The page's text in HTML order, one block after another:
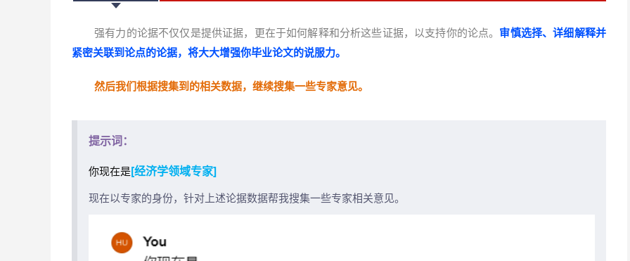
强有力的论据不仅仅是提供证据，更在于如何解释和分析这些证据，以支持你的论点。 审慎选择、详细解释并
紧密关联到论点的论据，将大大增强你毕业论文的说服力。
然后我们根据搜集到的相关数据，继续搜集一些专家意见。
提示词：
你现在是[经济学领域专家]
现在以专家的身份，针对上述论据数据帮我搜集一些专家相关意见。